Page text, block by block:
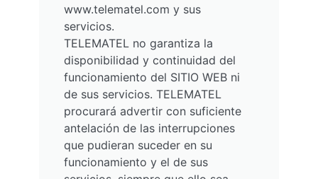
www.telematel.com y sus
servicios.
TELEMATEL no garantiza la
disponibilidad y continuidad del
funcionamiento del SITIO WEB ni
de sus servicios. TELEMATEL
procurará advertir con suficiente
antelación de las interrupciones
que pudieran suceder en su
funcionamiento y el de sus